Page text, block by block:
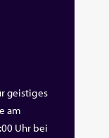
geistiges
am
Uhr bei